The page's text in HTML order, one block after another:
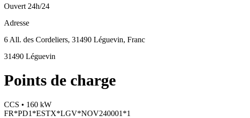
Ouvert 24h/24
Adresse
6 All. des Cordeliers, 31490 Léguevin, Franc
31490 Léguevin
Points de charge
CCS • 160 kW
FR*PD1*ESTX*LGV*NOV240001*1